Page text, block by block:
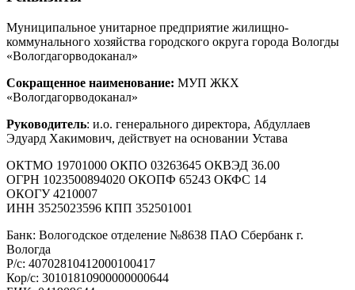
Муниципальное унитарное предприятие жилищно-
коммунального хозяйства городского округа города Вологды
«Вологдагорводоканал»
Сокращенное наименование: МУП ЖКХ
«Вологдагорводоканал»
Руководитель: и.о. генерального директора, Абдуллаев
Эдуард Хакимович, действует на основании Устава
ОКТМО 19701000 ОКПО 03263645 ОКВЭД 36.00
ОГРН 1023500894020 ОКОПФ 65243 ОКФС 14
ОКОГУ 4210007
ИНН 3525023596 КПП 352501001
Банк: Вологодское отделение №8638 ПАО Сбербанк г.
Вологда
Р/с: 40702810412000100417
Кор/с: 30101810900000000644